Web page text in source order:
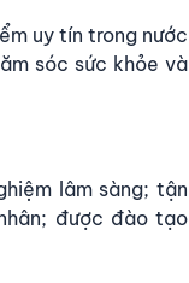
uy tín trong nước
sóc sức khỏe và
lâm sàng; tận
được đào tạo